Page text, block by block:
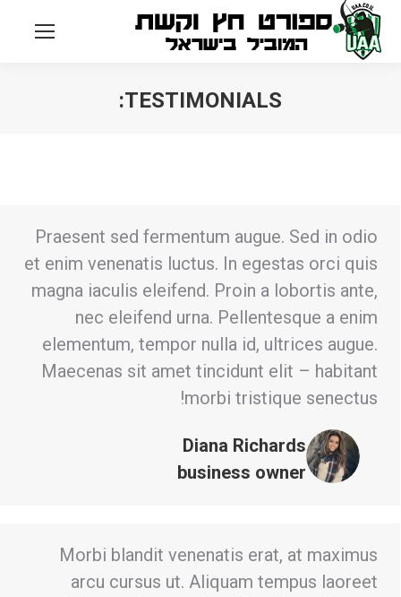
TESTIMONIALS:
Praesent sed fermentum augue. Sed in odio
et enim venenatis luctus. In egestas orci quis
magna iaculis eleifend. Proin a lobortis ante,
nec eleifend urna. Pellentesque a enim
elementum, tempor nulla id, ultrices augue.
Maecenas sit amet tincidunt elit – habitant
morbi tristique senectus!
Diana Richards
business owner
Morbi blandit venenatis erat, at maximus
arcu cursus ut. Aliquam tempus laoreet